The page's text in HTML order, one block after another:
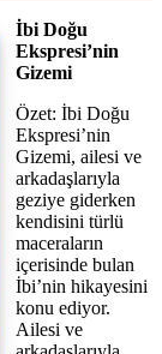
İbi Doğu
Ekspresi’nin
Gizemi
Özet: İbi Doğu
Ekspresi’nin
Gizemi, ailesi ve
arkadaşlarıyla
geziye giderken
kendisini türlü
maceraların
içerisinde bulan
İbi’nin hikayesini
konu ediyor.
Ailesi ve